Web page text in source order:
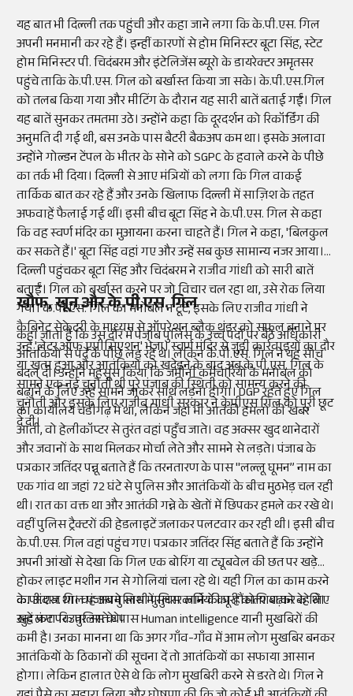
यह बात भी दिल्ली तक पहुंची और कहा जाने लगा कि के.पी.एस. गिल
अपनी मनमानी कर रहे हैं। इन्हीं कारणों से होम मिनिस्टर बूटा सिंह, स्टेट
होम मिनिस्टर पी. चिदंबरम और इंटेलिजेंस ब्यूरो के डायरेक्टर अमृतसर
पहुंचे ताकि के.पी.एस. गिल को बर्खास्त किया जा सके। के.पी.एस.गिल
को तलब किया गया और मीटिंग के दौरान यह सारी बातें बताई गईं। गिल
यह बातें सुनकर तमतमा उठे। उन्होंने कहा कि दूरदर्शन को रिकॉर्डिंग की
अनुमति दी गई थी, बस उनके पास बैटरी बैकअप कम था। इसके अलावा
उन्होंने गोल्डन टेंपल के भीतर के सोने को SGPC के हवाले करने के पीछे
का तर्क भी दिया। दिल्ली से आए मंत्रियों को लगा कि गिल वाकई
तार्किक बात कर रहे हैं और उनके खिलाफ दिल्ली में साज़िश के तहत
अफवाहें फैलाई गई थीं। इसी बीच बूटा सिंह ने के.पी.एस. गिल से कहा
कि वह स्वर्ण मंदिर का मुआयना करना चाहते हैं। गिल ने कहा, 'बिलकुल
कर सकते हैं।' बूटा सिंह वहां गए और उन्हें सब कुछ सामान्य नजर आया।
दिल्ली पहुंचकर बूटा सिंह और चिदंबरम ने राजीव गांधी को सारी बातें
बताईं। गिल को बर्खास्त करने पर जो विचार चल रहा था, उसे रोक लिया
गया। के.पी.एस. गिल का मनोबल न टूटे, इसके लिए राजीव गांधी ने
कैबिनेट सेक्रेटरी के माध्यम से ऑपरेशन ब्लैक थंडर को सफल बनाने पर
उन्हें 'लेटर ऑफ एप्रीसिएशन' भेजा। स्वर्ण मंदिर से जुड़ी कार्रवाइयों का दौर
या खत्म हुआ और आतंकियों को खदेड़ने के बाद अब के.पी.एस. गिल के
सामने एक नई चुनौती थी पूरे पंजाब की स्थिती को सामन्य करने की
चुनौती और इसके लिए राजीव गांधी सरकार ने केपीएस गिल को पूरी छूट
दे दी।
खौफ, खून और के.पी.एस. गिल
कहा जाता है कि उस दौर में पंजाब पुलिस के उच्च पदों पर बैठे अधिकारी
आतंकियों से पर्दे के पीछे लड़ रहे थे। लेकिन के.पी.एस. गिल ने यह सोच
बदल दी। उन्होंने महसूस किया कि जमीनी कर्मचारियों के मनोबल को
बढ़ाने के लिए उन्हें सामने जाकर साथ लड़ना होगा। DGP रहते हुए गिल
का कार्यालय चंडीगढ़ में था, लेकिन जहां भी आतंकी हमलों की खबर
आती, वो हेलीकॉप्टर से तुरंत वहां पहुँच जाते। वह अक्सर खुद थानेदारों
और जवानों के साथ मिलकर मोर्चा लेते और सामने से लड़ते। पंजाब के
पत्रकार जतिंदर पन्नू बताते हैं कि तरनतारण के पास "लल्लू घूमन” नाम का
एक गांव था जहां 72 घंटे से पुलिस और आतंकियों के बीच मुठभेड़ चल रही
थी। रात का वक्त था और आतंकी गन्ने के खेतों में छिपकर हमले कर रखे थे।
वहीं पुलिस ट्रैक्टरों की हेडलाइटें जलाकर पलटवार कर रही थी। इसी बीच
के.पी.एस. गिल वहां पहुंच गए। पत्रकार जतिंदर सिंह बताते हैं कि उन्होंने
अपनी आंखों से देखा कि गिल एक बोरिंग या ट्यूबवेल की छत पर खड़े
होकर लाइट मशीन गन से गोलियां चला रहे थे। यही गिल का काम करने
का अंदाज था। वह अपने साथी पुलिस कर्मियों का हौंसला बढ़ाने के लिए
खुद फ्रंट पर उतर आते थे।
के.पी.एस. गिल पंजाब पुलिस में सुधार लाने की पूरी कोशिश कर रहे थे।
उन्हें लगा कि पुलिस के पास Human intelligence यानी मुखबिरों की
कमी है। उनका मानना था कि अगर गाँव-गाँव में आम लोग मुखबिर बनकर
आतंकियों के ठिकानों की सूचना दें तो आतंकियों का सफाया आसान
होगा। लेकिन हालात ऐसे थे कि लोग मुखबिरी करने से डरते थे। गिल ने